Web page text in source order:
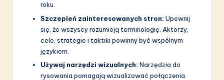
roku.
Szczepień zainteresowanych stron: Upewnij
się, że wszyscy rozumieją terminologię. Aktorzy,
cele, strategie i taktiki powinny być wspólnym
językiem.
Używaj narzędzi wizualnych: Narzędzia do
rysowania pomagają wizualizować połączenia.